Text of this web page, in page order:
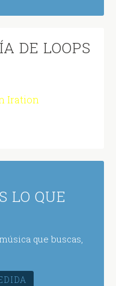
DE LOOPS
Iration
LO QUE
que buscas,